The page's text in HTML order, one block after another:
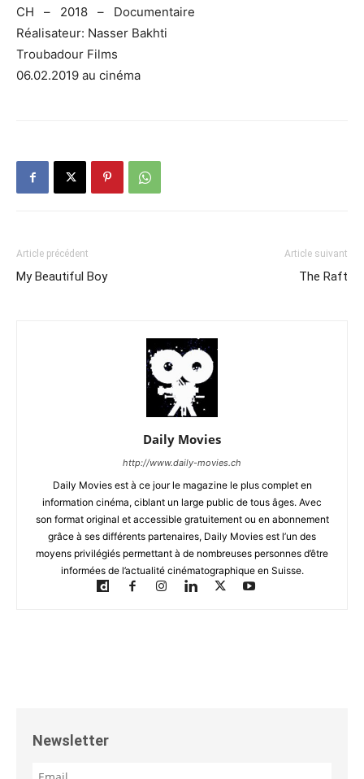
CH – 2018 – Documentaire
Réalisateur: Nasser Bakhti
Troubadour Films
06.02.2019 au cinéma
Article précédent
My Beautiful Boy
Article suivant
The Raft
Daily Movies
http://www.daily-movies.ch
Daily Movies est à ce jour le magazine le plus complet en
information cinéma, ciblant un large public de tous âges. Avec
son format original et accessible gratuitement ou en abonnement
grâce à ses différents partenaires, Daily Movies est l’un des
moyens privilégiés permettant à de nombreuses personnes d’être
informées de l’actualité cinématographique en Suisse.
Newsletter